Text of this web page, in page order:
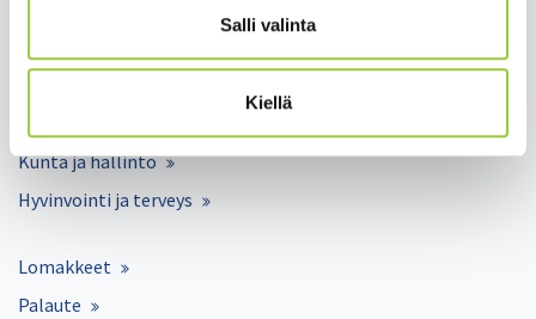
Salli valinta
Kiellä
Kunta ja hallinto
Hyvinvointi ja terveys
Lomakkeet
Palaute